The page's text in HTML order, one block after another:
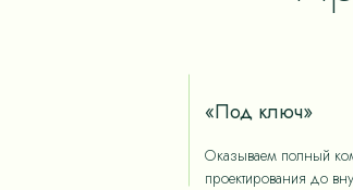
«Под ключ»
Оказываем полный
проектирования до